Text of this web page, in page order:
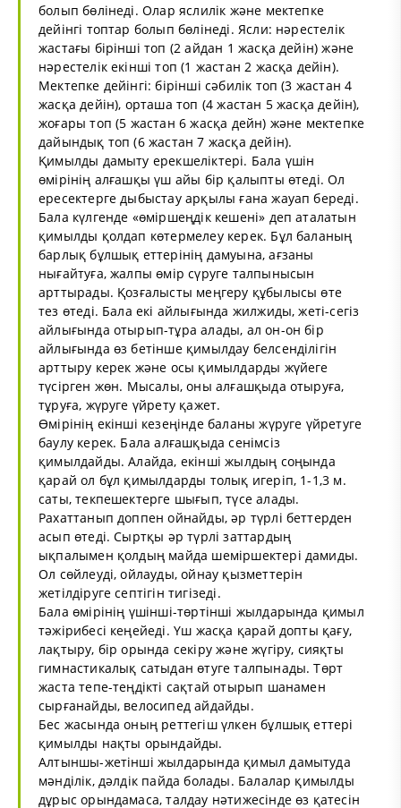
болып бөлінеді. Олар яслилік және мектепке
дейінгі топтар болып бөлінеді. Ясли: нәрестелік
жастағы бірінші топ (2 айдан 1 жасқа дейін) және
нәрестелік екінші топ (1 жастан 2 жасқа дейін).
Мектепке дейінгі: бірінші сәбилік топ (3 жастан 4
жасқа дейін), орташа топ (4 жастан 5 жасқа дейін),
жоғары топ (5 жастан 6 жасқа дейн) және мектепке
дайындық топ (6 жастан 7 жасқа дейін).
Қимылды дамыту ерекшеліктері. Бала үшін
өмірінің алғашқы үш айы бір қалыпты өтеді. Ол
ересектерге дыбыстау арқылы ғана жауап береді.
Бала күлгенде «өміршеңдік кешені» деп аталатын
қимылды қолдап көтермелеу керек. Бұл баланың
барлық бұлшық еттерінің дамуына, ағзаны
нығайтуға, жалпы өмір сүруге талпынысын
арттырады. Қозғалысты меңгеру құбылысы өте
тез өтеді. Бала екі айлығында жилжиды, жеті-сегіз
айлығында отырып-тұра алады, ал он-он бір
айлығында өз бетінше қимылдау белсенділігін
арттыру керек және осы қимылдарды жүйеге
түсірген жөн. Мысалы, оны алғашқыда отыруға,
тұруға, жүруге үйрету қажет.
Өмірінің екінші кезеңінде баланы жүруге үйретуге
баулу керек. Бала алғашқыда сенімсіз
қимылдайды. Алайда, екінші жылдың соңында
қарай ол бұл қимылдарды толық игеріп, 1-1,3 м.
саты, текпешектерге шығып, түсе алады.
Рахаттанып доппен ойнайды, әр түрлі беттерден
асып өтеді. Сыртқы әр түрлі заттардың
ықпалымен қолдың майда шеміршектері дамиды.
Ол сөйлеуді, ойлауды, ойнау қызметтерін
жетілдіруге септігін тигізеді.
Бала өмірінің үшінші-төртінші жылдарында қимыл
тәжірибесі кеңейеді. Үш жасқа қарай допты қағу,
лақтыру, бір орында секіру және жүгіру, сияқты
гимнастикалық сатыдан өтуге талпынады. Төрт
жаста тепе-теңдікті сақтай отырып шанамен
сырғанайды, велосипед айдайды.
Бес жасында оның реттегіш үлкен бұлшық еттері
қимылды нақты орындайды.
Алтыншы-жетінші жылдарында қимыл дамытуда
мәнділік, дәлдік пайда болады. Балалар қимылды
дұрыс орындамаса, талдау нәтижесінде өз қатесін